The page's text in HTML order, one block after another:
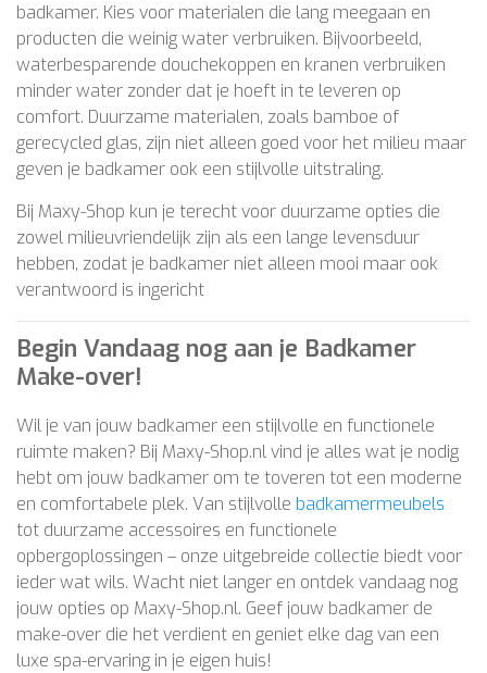
badkamer. Kies voor materialen die lang meegaan en
producten die weinig water verbruiken. Bijvoorbeeld,
waterbesparende douchekoppen en kranen verbruiken
minder water zonder dat je hoeft in te leveren op
comfort. Duurzame materialen, zoals bamboe of
gerecycled glas, zijn niet alleen goed voor het milieu maar
geven je badkamer ook een stijlvolle uitstraling.
Bij Maxy-Shop kun je terecht voor duurzame opties die
zowel milieuvriendelijk zijn als een lange levensduur
hebben, zodat je badkamer niet alleen mooi maar ook
verantwoord is ingericht​
Begin Vandaag nog aan je Badkamer
Make-over!
Wil je van jouw badkamer een stijlvolle en functionele
ruimte maken? Bij Maxy-Shop.nl vind je alles wat je nodig
hebt om jouw badkamer om te toveren tot een moderne
en comfortabele plek. Van stijlvolle badkamermeubels
tot duurzame accessoires en functionele
opbergoplossingen – onze uitgebreide collectie biedt voor
ieder wat wils. Wacht niet langer en ontdek vandaag nog
jouw opties op Maxy-Shop.nl. Geef jouw badkamer de
make-over die het verdient en geniet elke dag van een
luxe spa-ervaring in je eigen huis!